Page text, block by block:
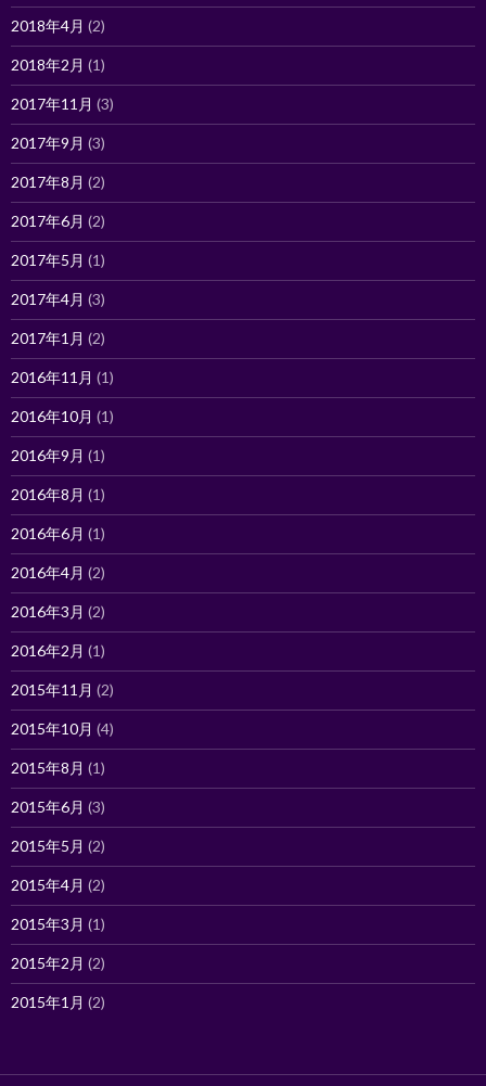
2018年4月 (2)
2018年2月 (1)
2017年11月 (3)
2017年9月 (3)
2017年8月 (2)
2017年6月 (2)
2017年5月 (1)
2017年4月 (3)
2017年1月 (2)
2016年11月 (1)
2016年10月 (1)
2016年9月 (1)
2016年8月 (1)
2016年6月 (1)
2016年4月 (2)
2016年3月 (2)
2016年2月 (1)
2015年11月 (2)
2015年10月 (4)
2015年8月 (1)
2015年6月 (3)
2015年5月 (2)
2015年4月 (2)
2015年3月 (1)
2015年2月 (2)
2015年1月 (2)